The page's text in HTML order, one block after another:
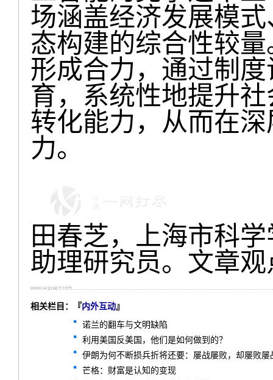
场涵盖经济发展模
态构建的综合性较
形成合力，通过制
育，系统性地提升
转化能力，从而在
力。
田春芝，上海市科
助理研究员。文章
相关栏目：『内外互动』
诺兰的翻车与文明缺陷
利用美国反美国，他们是如何做到的？
伊朗为何不断损兵折将还要：屡战屡败，却屡败屡
芒格：财富是认知的变现